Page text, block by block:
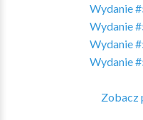
Wydanie
Wydanie
Wydanie
Wydanie
Zobacz